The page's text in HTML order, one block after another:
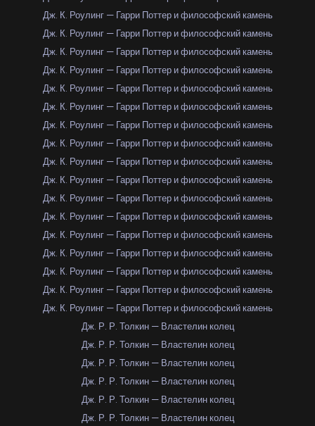
Дж. К. Роулинг — Гарри Поттер и философский камень
Дж. К. Роулинг — Гарри Поттер и философский камень
Дж. К. Роулинг — Гарри Поттер и философский камень
Дж. К. Роулинг — Гарри Поттер и философский камень
Дж. К. Роулинг — Гарри Поттер и философский камень
Дж. К. Роулинг — Гарри Поттер и философский камень
Дж. К. Роулинг — Гарри Поттер и философский камень
Дж. К. Роулинг — Гарри Поттер и философский камень
Дж. К. Роулинг — Гарри Поттер и философский камень
Дж. К. Роулинг — Гарри Поттер и философский камень
Дж. К. Роулинг — Гарри Поттер и философский камень
Дж. К. Роулинг — Гарри Поттер и философский камень
Дж. К. Роулинг — Гарри Поттер и философский камень
Дж. К. Роулинг — Гарри Поттер и философский камень
Дж. К. Роулинг — Гарри Поттер и философский камень
Дж. К. Роулинг — Гарри Поттер и философский камень
Дж. К. Роулинг — Гарри Поттер и философский камень
Дж. Р. Р. Толкин — Властелин колец
Дж. Р. Р. Толкин — Властелин колец
Дж. Р. Р. Толкин — Властелин колец
Дж. Р. Р. Толкин — Властелин колец
Дж. Р. Р. Толкин — Властелин колец
Дж. Р. Р. Толкин — Властелин колец